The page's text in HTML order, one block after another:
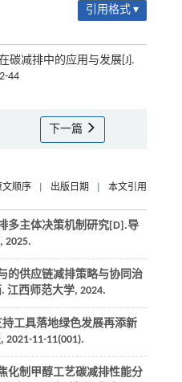
引用格式 ▾
碳减排中的应用与发展[J].
44
下一篇
文顺序 出版日期 本文引用
多主体决策机制研究[D].导
2025.
的供应链减排策略与协同治
江西师范大学, 2024.
工具落地绿色发展再添新
, 2021-11-11(001).
化制甲醇工艺碳减排性能分